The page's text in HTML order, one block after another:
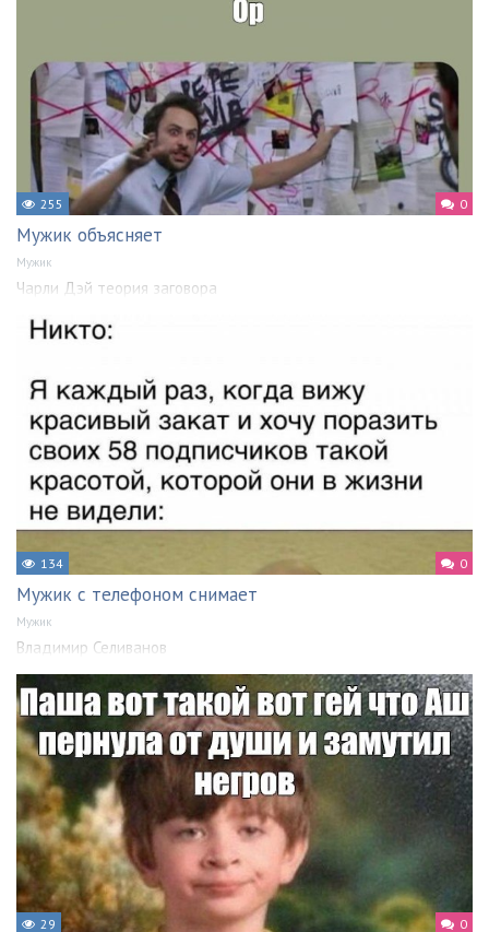
255 0
Мужик объясняет
Мужик
Чарли Дэй теория заговора
134 0
Мужик с телефоном снимает
Мужик
Владимир Селиванов
29 0